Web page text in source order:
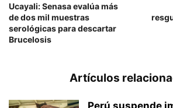
Ucayali: Senasa evalúa más
de dos mil muestras
serológicas para descartar
Brucelosis
Artículos
Perú suspende